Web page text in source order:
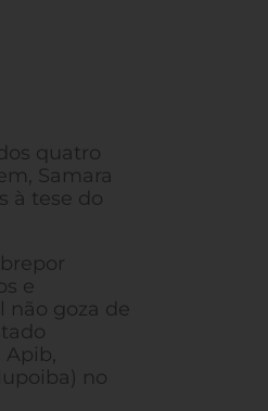
quatro
Samara
à tese do
e
não goza de
no